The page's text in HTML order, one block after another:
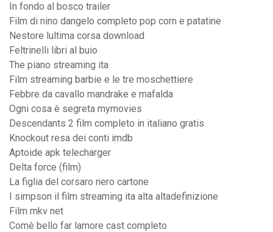
In fondo al bosco trailer
Film di nino dangelo completo pop corn e patatine
Nestore lultima corsa download
Feltrinelli libri al buio
The piano streaming ita
Film streaming barbie e le tre moschettiere
Febbre da cavallo mandrake e mafalda
Ogni cosa è segreta mymovies
Descendants 2 film completo in italiano gratis
Knockout resa dei conti imdb
Aptoide apk telecharger
Delta force (film)
La figlia del corsaro nero cartone
I simpson il film streaming ita alta altadefinizione
Film mkv net
Comè bello far lamore cast completo